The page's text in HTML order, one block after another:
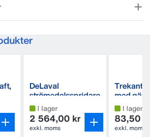
DeLaval
strömedelsspridare
MBS19
I lager
2 564,00 kr
exkl. moms
med
I lager
83,50
exkl. moms